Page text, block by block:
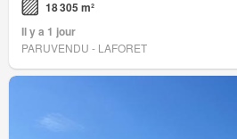
18 305 m²
Il y a 1 jour
PARUVENDU - LAFORET